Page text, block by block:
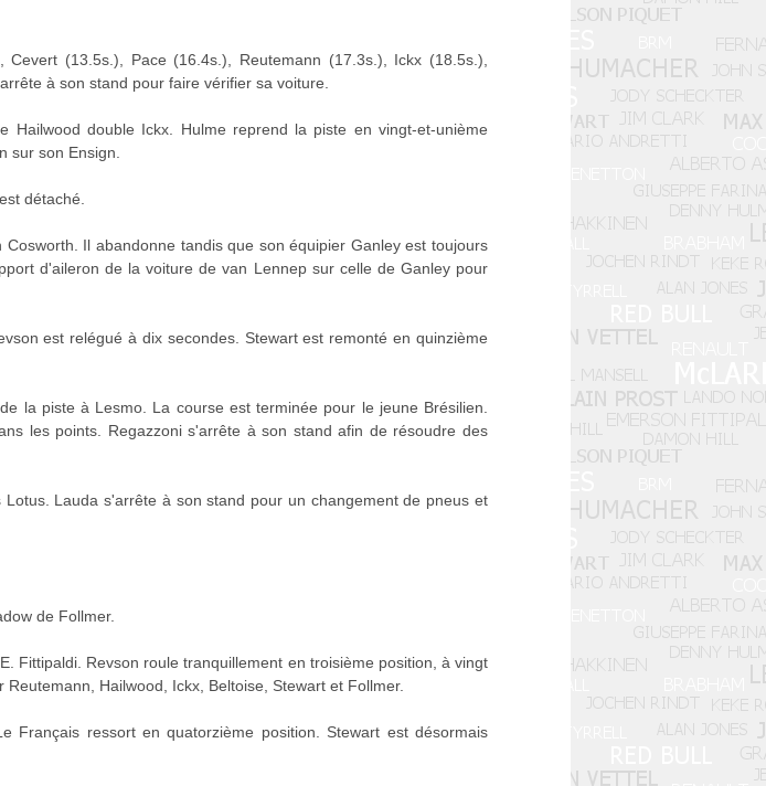
(13.5s.), Pace (16.4s.), Reutemann (17.3s.), Ickx (18.5s.),
à son stand pour faire vérifier sa voiture.
Hailwood double Ickx. Hulme reprend la piste en vingt-et-unième
sur son Ensign.
détaché.
Il abandonne tandis que son équipier Ganley est toujours
d'aileron de la voiture de van Lennep sur celle de Ganley pour
est relégué à dix secondes. Stewart est remonté en quinzième
la piste à Lesmo. La course est terminée pour le jeune Brésilien.
les points. Regazzoni s'arrête à son stand afin de résoudre des
Lauda s'arrête à son stand pour un changement de pneus et
de Follmer.
Fittipaldi. Revson roule tranquillement en troisième position, à vingt
Hailwood, Ickx, Beltoise, Stewart et Follmer.
Français ressort en quatorzième position. Stewart est désormais